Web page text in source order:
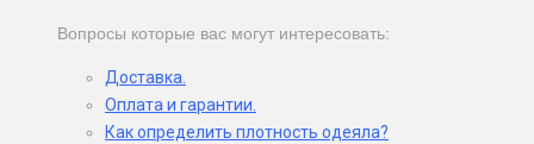
Вопросы которые вас могут интересовать:
Доставка.
Оплата и гарантии.
Как определить плотность одеяла?